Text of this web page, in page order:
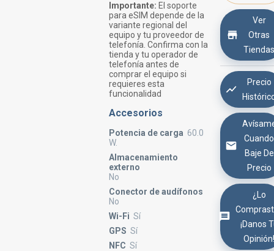
Importante: El soporte
para eSIM depende de la
variante regional del
equipo y tu proveedor de
telefonía. Confirma con la
tienda y tu operador de
telefonía antes de
comprar el equipo si
requieres esta
funcionalidad
Accesorios
Potencia de carga 60.0
W.
Almacenamiento
externo
No
Conector de audífonos
No
Wi-Fi Sí
GPS Sí
NFC Sí
Ver
Otras
Precio
Cuando
Baje De
Precio
¿Lo
¡Danos